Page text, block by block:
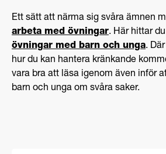
Ett sätt att närma sig svåra ämnen
arbeta med övningar. Här hittar du
övningar med barn och unga.
hur du kan hantera kränkande
vara bra att läsa igenom även inför
barn och unga om svåra saker.